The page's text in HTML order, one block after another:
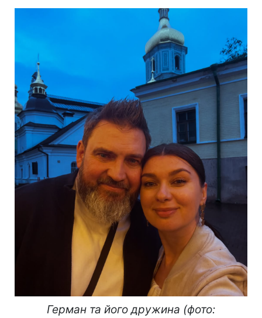
Герман та його дружина (фото: